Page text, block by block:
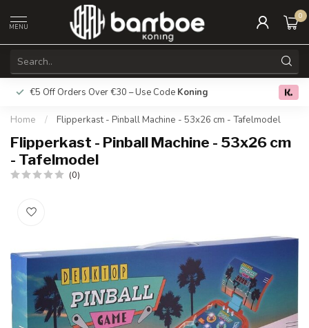
MENU
0
€5 Off Orders Over €30 – Use Code Koning Free
Home / Flipperkast - Pinball Machine - 53x26 cm - Tafelmodel
Flipperkast - Pinball Machine - 53x26 cm
- Tafelmodel
(0)